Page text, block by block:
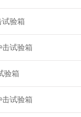
验箱
试验箱
验箱
击试验箱